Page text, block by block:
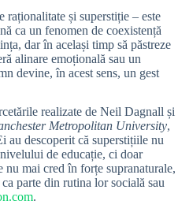
raționalitate și superstiție – este
ca un fenomen de coexistență
dar în același timp să păstreze
alinare emoțională sau un
devine, în acest sens, un gest
realizate de Neil Dagnall și
Metropolitan University,
au descoperit că superstițiile nu
de educație, ci doar
nu mai cred în forțe supranaturale,
parte din rutina lor socială sau
.